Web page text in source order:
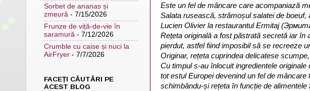
Este un fel de mâncare care acompaniază
Salata rusească, strămoșul salatei de
Lucien Olivier la restaurantul Ermitaj
Rețeta originală a fost păstrată secretă iar
pierdut, astfel fiind imposibil să se recreeze
Originar, rețeta cuprindea delicatese
Cu timpul s-au înlocuit ingredientele
tot estul Europei devenind un fel de
schimbându-și rețeta în funcție de
Sorbet de ananas și
zmeură - 7/15/2026
Frunze de viță-de-vie în
saramură - 7/12/2026
Crumble cu caise și nuci la
AirFryer - 7/7/2026
FACEȚI CĂUTĂRI PE
ACEST BLOG